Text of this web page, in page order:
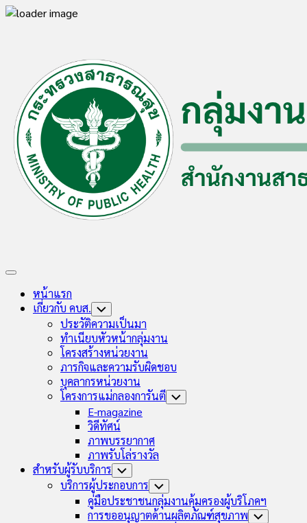
Expand
หน้าแรก
เกี่ยวกับ คบส. Toggle
Child
Menu
ประวัติความเป็นมา
ทำเนียบหัวหน้ากลุ่มงาน
โครงสร้างหน่วยงาน
ภารกิจและความรับผิดชอบ
บุคลากรหน่วยงาน
โครงการแม่กลองการันตี Toggle
E-magazine
วิดีทัศน์
ภาพบรรยากาศ
ภาพรับโล่รางวัล
สำหรับผู้รับบริการ Toggle
Child
Menu
บริการผู้ประกอบการ Toggle
Child
Menu
คู่มือประชาชนกลุ่มงานคุ้มครองผู้บริโภคฯ
การขออนุญาตด้านผลิตภัณฑ์สุขภาพ Toggle